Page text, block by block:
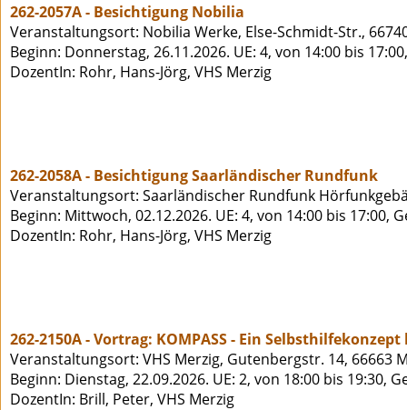
262-2057A - Besichtigung Nobilia
Veranstaltungsort: Nobilia Werke, Else-Schmidt-Str.,
Beginn: Donnerstag, 26.11.2026. UE: 4, von 14:00 bis
DozentIn: Rohr, Hans-Jörg, VHS Merzig
262-2058A - Besichtigung Saarländischer Rundfunk
Veranstaltungsort: Saarländischer Rundfunk
Beginn: Mittwoch, 02.12.2026. UE: 4, von 14:00 bis 17:00,
DozentIn: Rohr, Hans-Jörg, VHS Merzig
262-2150A - Vortrag: KOMPASS - Ein
Veranstaltungsort: VHS Merzig, Gutenbergstr. 14, 66663
Beginn: Dienstag, 22.09.2026. UE: 2, von 18:00 bis 19:30,
DozentIn: Brill, Peter, VHS Merzig